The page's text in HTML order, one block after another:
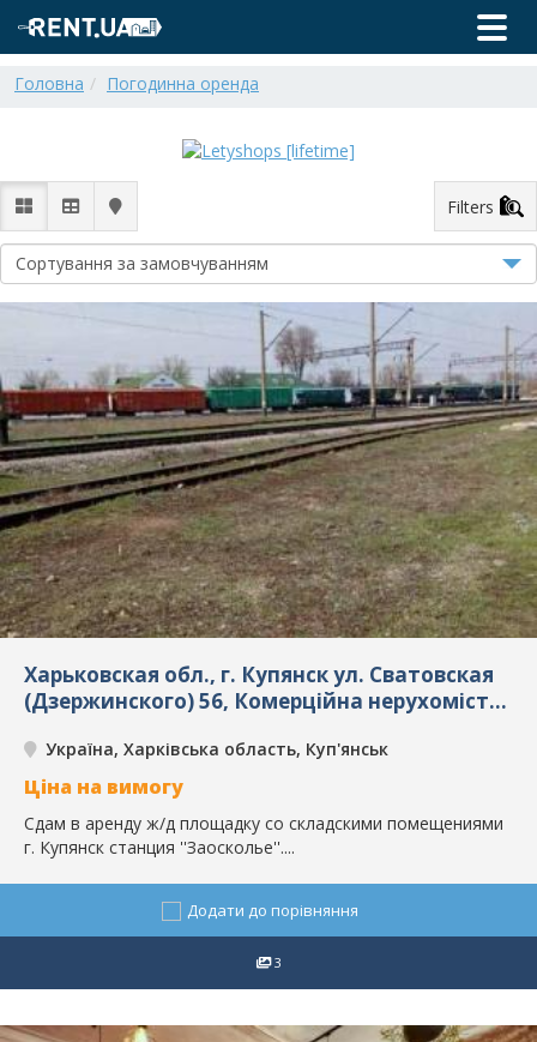
Головна Погодинна оренда
Filters
Харьковская обл., г. Купянск ул. Сватовская
(Дзержинского) 56, Комерційна нерухомість,
Україна, Харківська область, Куп'янськ
Ціна на вимогу
Сдам в аренду ж/д площадку со складскими помещениями
г. Купянск станция ''Заосколье''....
Додати до порівняння
3